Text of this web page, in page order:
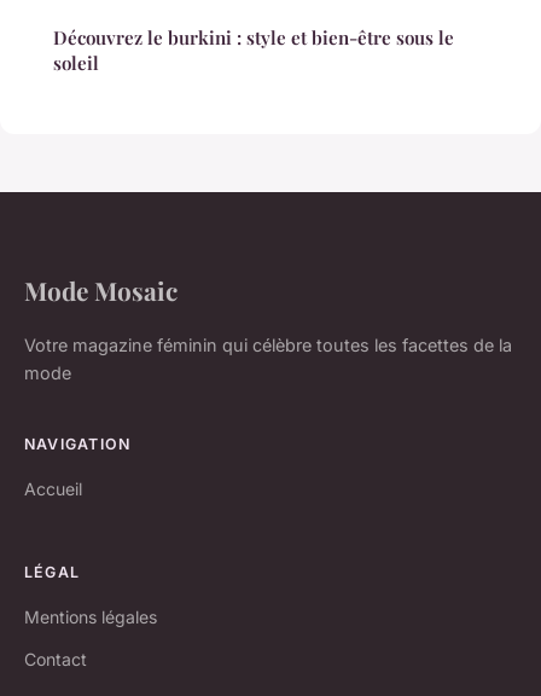
Découvrez le burkini : style et bien-être sous le
soleil
Mode Mosaic
Votre magazine féminin qui célèbre toutes les facettes de la
mode
NAVIGATION
Accueil
LÉGAL
Mentions légales
Contact